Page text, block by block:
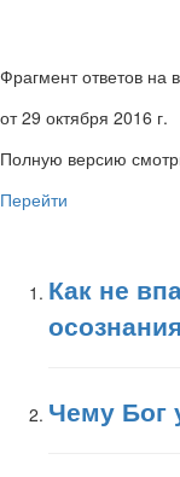
Фрагмент ответов на
от 29 октября 2016 г.
Полную версию
Перейти
Как не
Чему Бог